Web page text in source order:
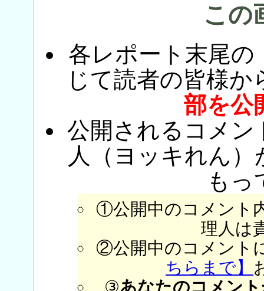
この
各レポート末尾の
じて読者の皆様か
部を公
公開されるコメン
人（ヨッキれん
もっ
①公開中のコメント
理人は
②公開中のコメント
ちらまで】
③あなたのコメン